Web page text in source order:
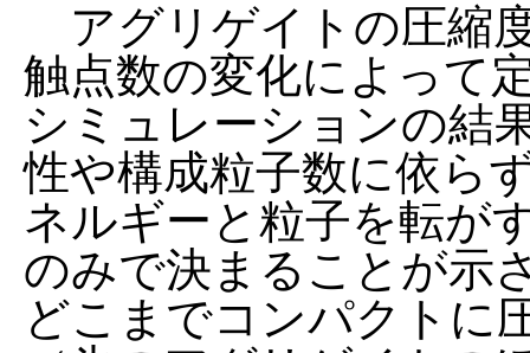
アグリゲイトの圧縮
触点数の変化によって
シミュレーションの結
性や構成粒子数に依ら
ネルギーと粒子を転が
のみで決まることが示
どこまでコンパクトに